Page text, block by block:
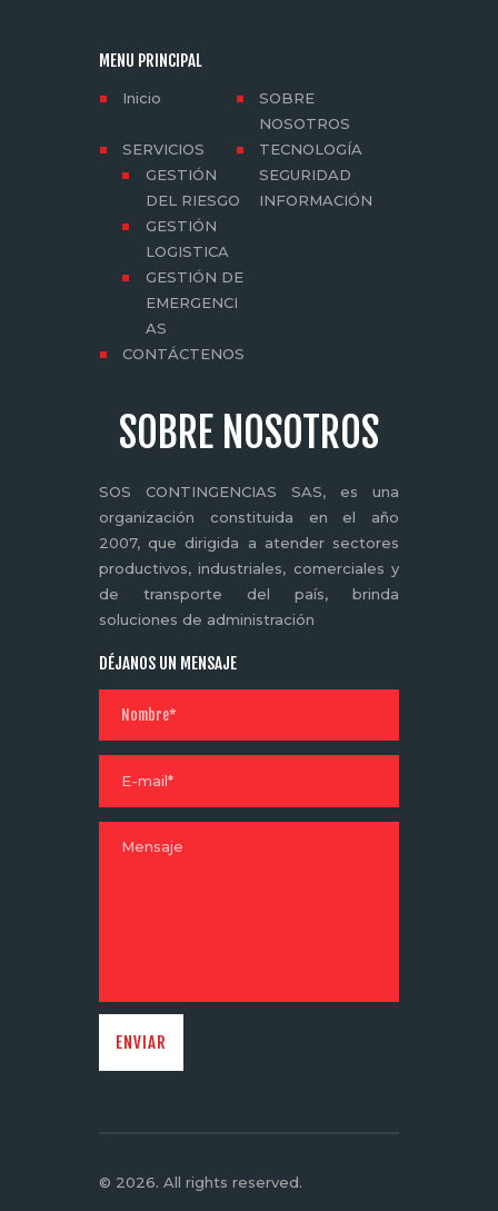
MENU PRINCIPAL
Inicio
SOBRE
NOSOTROS
SERVICIOS
GESTIÓN
DEL RIESGO
GESTIÓN
LOGISTICA
GESTIÓN DE
EMERGENCI
AS
TECNOLOGÍA
SEGURIDAD
INFORMACIÓN
CONTÁCTENOS
SOBRE NOSOTROS
SOS CONTINGENCIAS SAS, es una
organización constituida en el año
2007, que dirigida a atender sectores
productivos, industriales, comerciales y
de transporte del país, brinda
soluciones de administración
DÉJANOS UN MENSAJE
© 2026. All rights reserved.